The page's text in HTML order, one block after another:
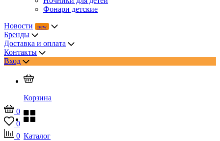
Фонари детские
Новости
Бренды
Доставка и оплата
Контакты
Вход
Корзина
Каталог
0
0
0